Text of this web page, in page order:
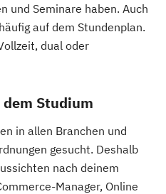
und Seminare haben. Auch
auf dem Stundenplan.
dual oder
Studium
in allen Branchen und
gesucht. Deshalb
nach deinem
Manager, Online